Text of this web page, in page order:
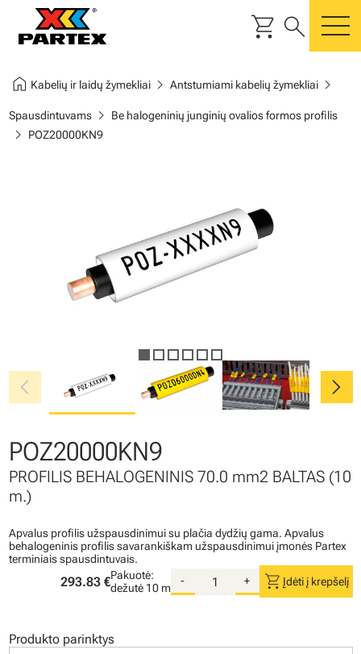
shopping_cart search
home Kabelių ir laidų žymekliaichevron_right Antstumiami kabelių žymekliaichevron_right
Spausdintuvamschevron_right Be halogeninių junginių ovalios formos profilis
chevron_right POZ20000KN9
chevron_left chevron_right
POZ20000KN9
PROFILIS BEHALOGENINIS 70.0 mm2 BALTAS (10
m.)
Apvalus profilis užspausdinimui su plačia dydžių gama. Apvalus
behalogeninis profilis savarankiškam užspausdinimui įmonės Partex
terminiais spausdintuvais.
293.83 €Pakuotė:
dežutė 10 m
- + shopping_cart Įdėti į krepšelį
Produkto parinktys